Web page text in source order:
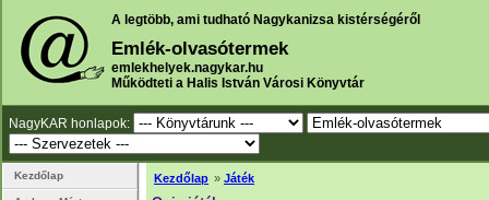
A legtöbb, ami tudható Nagykanizsa kistérségéről
Emlék-olvasótermek
emlekhelyek.nagykar.hu
Működteti a Halis István Városi Könyvtár
NagyKAR honlapok:
Kezdőlap »Játék
Kezdőlap